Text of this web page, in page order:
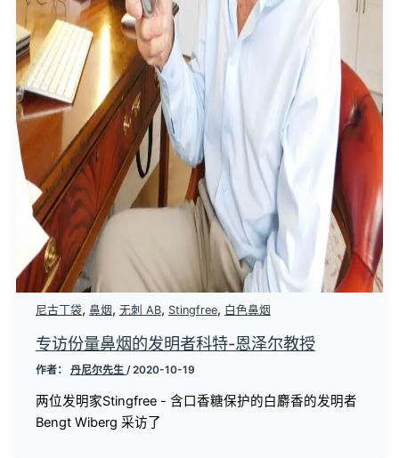
尼古丁袋, 鼻烟, 无刺 AB, Stingfree, 白色鼻烟
专访份量鼻烟的发明者科特-恩泽尔教授
作者： 丹尼尔先生 /2020-10-19
两位发明家Stingfree - 含口香糖保护的白麝香的发明者
Bengt Wiberg 采访了